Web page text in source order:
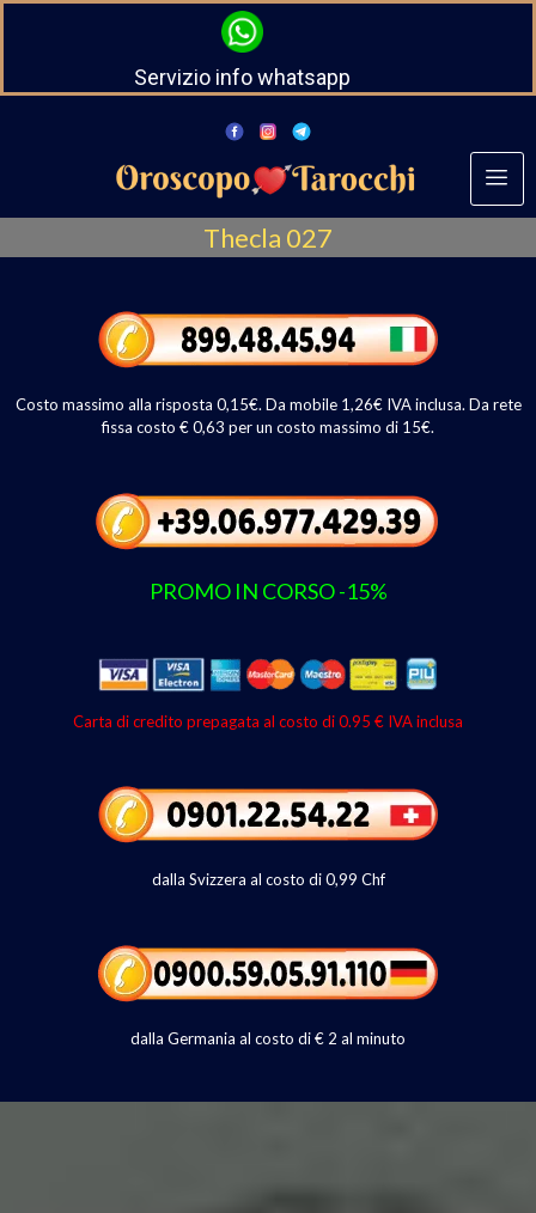
Servizio info whatsapp
Thecla 027
Costo massimo alla risposta 0,15€. Da mobile 1,26€ IVA inclusa. Da rete
fissa costo € 0,63 per un costo massimo di 15€.
PROMO IN CORSO -15%
Carta di credito prepagata al costo di 0.95 € IVA inclusa
dalla Svizzera al costo di 0,99 Chf
dalla Germania al costo di € 2 al minuto